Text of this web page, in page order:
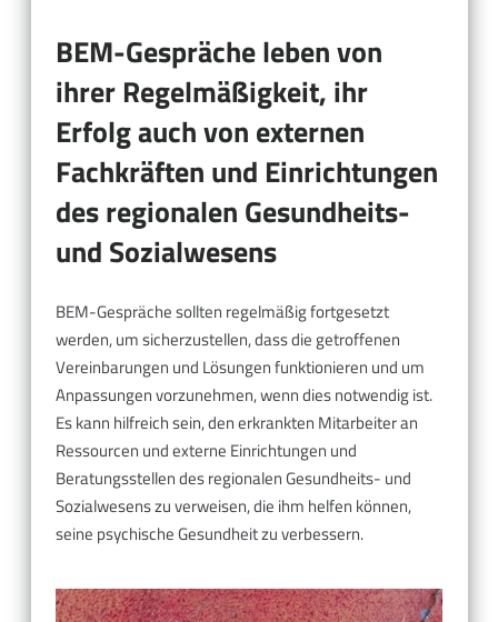
BEM-Gespräche leben von
ihrer Regelmäßigkeit, ihr
Erfolg auch von externen
Fachkräften und Einrichtungen
des regionalen Gesundheits-
und Sozialwesens
BEM-Gespräche sollten regelmäßig fortgesetzt
werden, um sicherzustellen, dass die getroffenen
Vereinbarungen und Lösungen funktionieren und um
Anpassungen vorzunehmen, wenn dies notwendig ist.
Es kann hilfreich sein, den erkrankten Mitarbeiter an
Ressourcen und externe Einrichtungen und
Beratungsstellen des regionalen Gesundheits- und
Sozialwesens zu verweisen, die ihm helfen können,
seine psychische Gesundheit zu verbessern.